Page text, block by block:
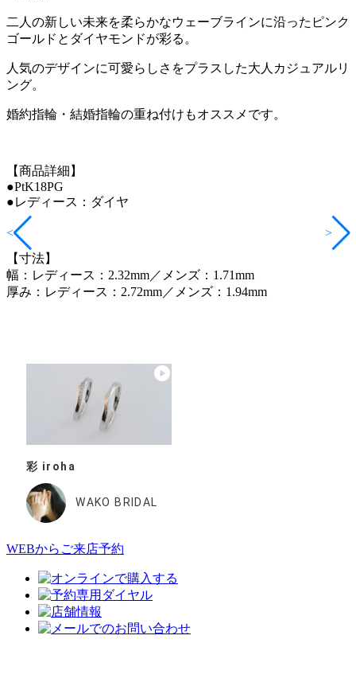
< >
二人の新しい未来を柔らかなウェーブラインに沿ったピンク
ゴールドとダイヤモンドが彩る。
人気のデザインに可愛らしさをプラスした大人カジュアルリ
ング。
婚約指輪・結婚指輪の重ね付けもオススメです。
【商品詳細】
●PtK18PG
●レディース：ダイヤ
【寸法】
幅：レディース：2.32mm／メンズ：1.71mm
厚み：レディース：2.72mm／メンズ：1.94mm
彩 iroha
WAKO BRIDAL
WEBからご来店予約